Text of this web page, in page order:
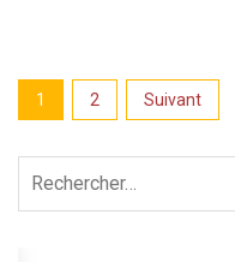
Pagination
publications
1 2 Suivant